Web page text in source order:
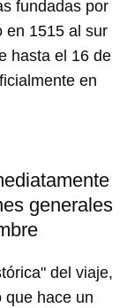
fundadas por
en 1515 al sur
hasta el 16 de
en
generales
del viaje,
que hace un